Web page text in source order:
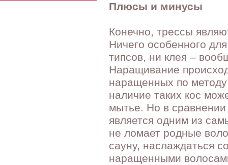
Плюсы и минусы
Конечно, трессы
Ничего особенного
типсов, ни клея –
Наращивание
наращенных по
наличие таких кос
мытье. Но в сравнении
является одним из
не ломает родные
сауну, наслаждаться
наращенными